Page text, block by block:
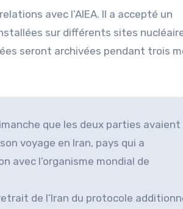
avec l’AIEA. Il a accepté un
sur différents sites
seront archivées pendant trois
que les deux parties avaient
voyage en Iran, pays qui a
avec l’organisme mondial de
de l’Iran du protocole